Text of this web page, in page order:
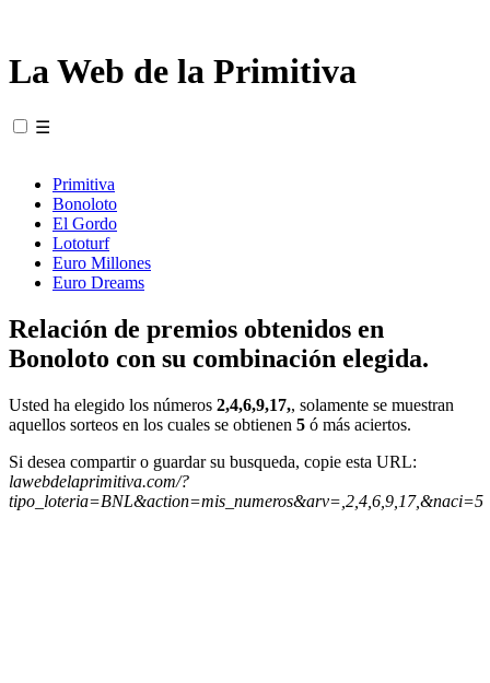
La Web de la Primitiva
☰
Primitiva
Bonoloto
El Gordo
Lototurf
Euro Millones
Euro Dreams
Relación de premios obtenidos en
Bonoloto con su combinación elegida.
Usted ha elegido los números 2,4,6,9,17,, solamente se muestran
aquellos sorteos en los cuales se obtienen 5 ó más aciertos.
Si desea compartir o guardar su busqueda, copie esta URL:
lawebdelaprimitiva.com/?
tipo_loteria=BNL&action=mis_numeros&arv=,2,4,6,9,17,&naci=5